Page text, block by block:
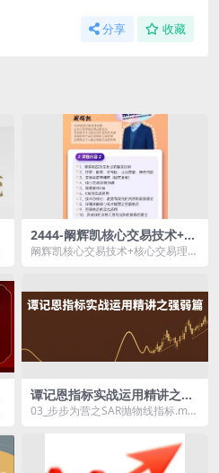
分享 收藏
2444-阚辉凯核心交易技术+核
心交易理念
阚辉凯核心交易技术+核心交易理念
谭记恩指标实战运用精讲之强
弱篇
03_步步为营之SAR抛物线指标.mp